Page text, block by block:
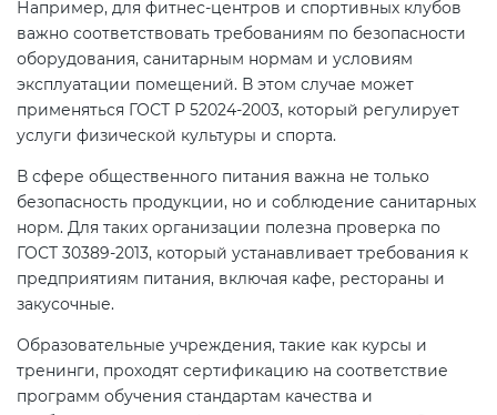
Например, для фитнес-центров и спортивных клубов
важно соответствовать требованиям по безопасности
оборудования, санитарным нормам и условиям
эксплуатации помещений. В этом случае может
применяться ГОСТ Р 52024-2003, который регулирует
услуги физической культуры и спорта.
В сфере общественного питания важна не только
безопасность продукции, но и соблюдение санитарных
норм. Для таких организации полезна проверка по
ГОСТ 30389-2013, который устанавливает требования к
предприятиям питания, включая кафе, рестораны и
закусочные.
Образовательные учреждения, такие как курсы и
тренинги, проходят сертификацию на соответствие
программ обучения стандартам качества и